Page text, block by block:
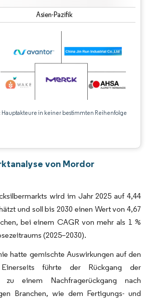
Asien-Pazifik
Hauptakteure in keiner bestimmten Reihenfolge
von Mordor
wird im Jahr 2025 auf 4,44
und soll bis 2030 einen Wert von 4,67
bei einem CAGR von mehr als 1 %
(2025–2030).
hatte gemischte Auswirkungen auf den
Einerseits führte der Rückgang der
zu einem Nachfragerückgang nach
Branchen, wie dem Fertigungs- und